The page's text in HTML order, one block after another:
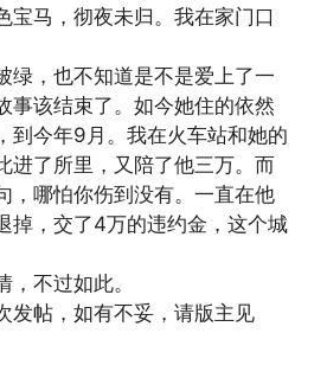
宝马，彻夜未归。我在家门口
绿，也不知道是不是爱上了一
事该结束了。如今她住的依然
到今年9月。我在火车站和她的
进了所里，又陪了他三万。而
，哪怕你伤到没有。一直在他
掉，交了4万的违约金，这个城
不过如此。
发帖，如有不妥，请版主见